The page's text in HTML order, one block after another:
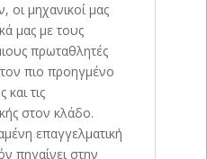
οι μηχανικοί μας
μας με τους
πρωταθλητές
πιο προηγμένο
τις
στον κλάδο.
επαγγελματική
πηγαίνει στην